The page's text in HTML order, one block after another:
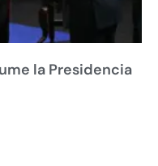
la Presidencia